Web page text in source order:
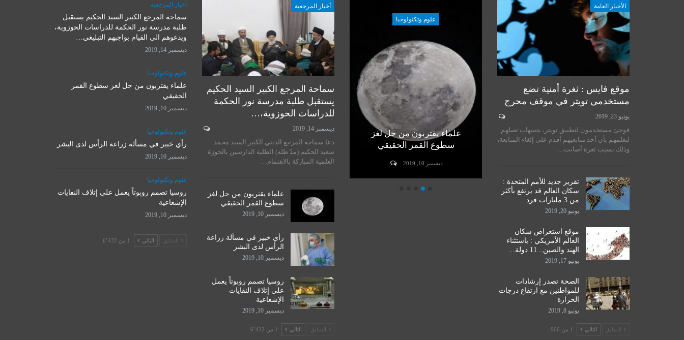
الأخبار العامة
موقع فايس : ثغرة أمنية تضع
مستخدمي تويتر في موقف محرج
يونيو 23, 2019
فوجئ مستخدمون لتطبيق تويتر، بتنبيهات تصلهم
لتعلمهم بأن أحد متابعيهم أقدم على إلغاء المتابعة،
وذلك بسبب ثغرة أصابت…
تقرير جديد للأمم المتحدة :
سكان العالم قد يرتفع بأكثر
من 3 مليارات فرد…
يونيو 20, 2019
موقع استعراض سكان
العالم الأمريكي : باستثناء
الهند والصين.. 11 دولة…
يونيو 17, 2019
الصحة تصدر إرشادات
للمواطنين مع ارتفاع درجات
الحرارة
يونيو 8, 2019
السابق التالي 1 من 966
أخبار المرجعية
سماحة المرجع الكبير السيد
الحكيم يستقبل طلبة مدرسة نور
الحكمة للدراسات الحوزوية،…
علوم وتكنولوجيا
علماء يقتربون من حل لغز
سطوع القمر الحقيقي
ديسمبر 10, 2019
رأي خبير في مسألة زراعة
الرأس لدى البشر
ديسمبر 10, 2019
علوم وتكنولوجيا
روسيا تصمم روبوتاً يعمل على
إتلاف النفايات الإشعاعية
أخبار المرجعية
سماحة المرجع الكبير السيد الحكيم
يستقبل طلبة مدرسة نور الحكمة
للدراسات الحوزوية،…
ديسمبر 14, 2019
دعا سماحة المرجع الديني الكبير السيد محمد
سعيد الحكيم (مدّ ظله) الطلبة الدارسين بالحوزة
العلمية المباركة بالاهتمام…
علماء يقتربون من حل لغز
سطوع القمر الحقيقي
ديسمبر 10, 2019
رأي خبير في مسألة زراعة
الرأس لدى البشر
ديسمبر 10, 2019
روسيا تصمم روبوتاً يعمل
على إتلاف النفايات
الإشعاعية
ديسمبر 10, 2019
السابق التالي 1 من 6٬432
أخبار المرجعية
سماحة المرجع الكبير السيد الحكيم يستقبل
طلبة مدرسة نور الحكمة للدراسات الحوزوية،
ويدعوهم الى القيام بواجبهم التبليغي…
ديسمبر 14, 2019
علوم وتكنولوجيا
علماء يقتربون من حل لغز سطوع القمر
الحقيقي
ديسمبر 10, 2019
علوم وتكنولوجيا
رأي خبير في مسألة زراعة الرأس لدى البشر
ديسمبر 10, 2019
علوم وتكنولوجيا
روسيا تصمم روبوتاً يعمل على إتلاف النفايات
الإشعاعية
ديسمبر 10, 2019
السابق التالي 1 من 6٬432